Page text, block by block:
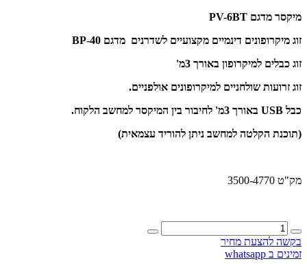
מיקסר מדגם PV-6BT
זוג מיקרופונים דינמיים מקצועיים לשדרנים מדגם BP-40
זוג כבלים למיקרופון באורך 3מ'
זוג זרועות שולחניים למיקרופונים אולפניים.
כבל USB באורך 3מ' לחיבור בין המיקסר למחשב הלקוח.
(תוכנת הקלטה למחשב ניתן להוריד עצמאית)
מק"ט 3500-4770
כמות
של
ערכה
מקצועית
בקשה להצעת מחיר
זמינים ב whatsapp